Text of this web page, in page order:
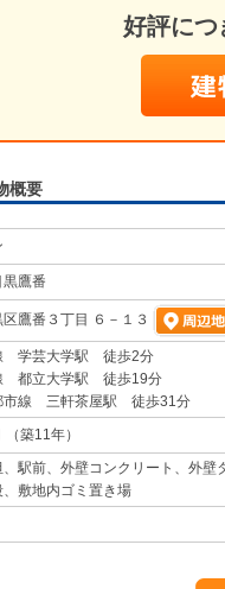
好評につ
概要
黒鷹番
鷹番３丁目 ６－１３
学芸大学駅 徒歩2分
都立大学駅 徒歩19分
市線 三軒茶屋駅 徒歩31分
築11年）
駅前、外壁コンクリート、外壁
、敷地内ゴミ置き場